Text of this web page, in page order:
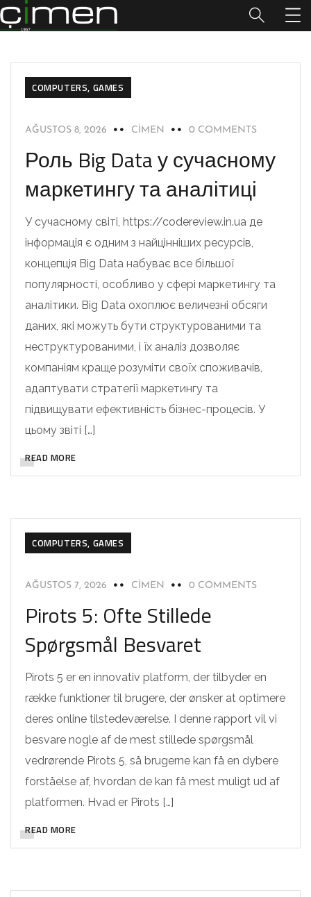
COMPUTERS, GAMES
AĞUSTOS 8, 2026 CIMEN 0 COMMENTS
Роль Big Data у сучасному
маркетингу та аналітиці
У сучасному світі, https://codereview.in.ua де
інформація є одним з найцінніших ресурсів,
концепція Big Data набуває все більшої
популярності, особливо у сфері маркетингу та
аналітики. Big Data охоплює величезні обсяги
даних, які можуть бути структурованими та
неструктурованими, і їх аналіз дозволяє
компаніям краще розуміти своїх споживачів,
адаптувати стратегії маркетингу та
підвищувати ефективність бізнес-процесів. У
цьому звіті […]
READ MORE
COMPUTERS, GAMES
AĞUSTOS 7, 2026 CIMEN 0 COMMENTS
Pirots 5: Ofte Stillede
Spørgsmål Besvaret
Pirots 5 er en innovativ platform, der tilbyder en
række funktioner til brugere, der ønsker at optimere
deres online tilstedeværelse. I denne rapport vil vi
besvare nogle af de mest stillede spørgsmål
vedrørende Pirots 5, så brugerne kan få en dybere
forståelse af, hvordan de kan få mest muligt ud af
platformen. Hvad er Pirots […]
READ MORE